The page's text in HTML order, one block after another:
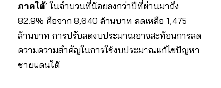
ภาคใต้’ ในจำนวนที่น้อยลงกว่าปีที่ผ่านมาถึง
82.9% คือจาก 8,640 ล้านบาท ลดเหลือ 1,475
ล้านบาท การปรับลดงบประมาณอาจสะท้อนการลด
ความความสำคัญในการใช้งบประมาณแก้ไขปัญหา
ชายแดนใต้